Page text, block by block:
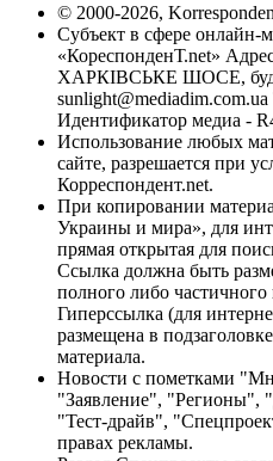
© 2000-2026,
Субъект в сфере онлайн-
«КореспонденТ.net»
ХАРКІВСЬКЕ ШОСЕ,
sunlight@mediadim.com.ua
Идентификатор медиа -
Использование любых
сайте, разрешается при
Корреспондент.net.
При копировании
Украины и мира», для
прямая открытая для
Ссылка должна быть
полного либо частичного
Гиперссылка (для
размещена в
материала.
Новости с пометками
"Заявление",
"Тест-драйв",
правах рекламы.